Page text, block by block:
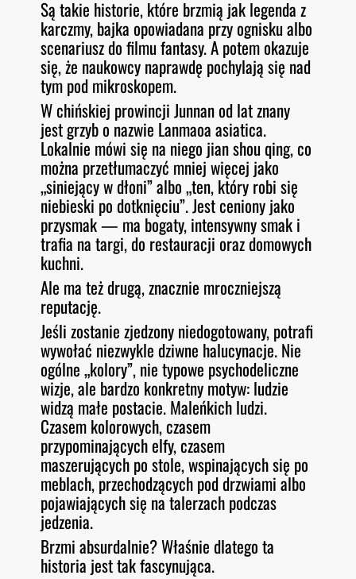
O
D
E
RSS FEED
LINK
EMBED
Są takie historie, które brzmią jak legenda z
karczmy, bajka opowiadana przy ognisku albo
scenariusz do filmu fantasy. A potem okazuje
się, że naukowcy naprawdę pochylają się nad
tym pod mikroskopem.
W chińskiej prowincji Junnan od lat znany
jest grzyb o nazwie Lanmaoa asiatica.
Lokalnie mówi się na niego jian shou qing, co
można przetłumaczyć mniej więcej jako
„siniejący w dłoni” albo „ten, który robi się
niebieski po dotknięciu”. Jest ceniony jako
przysmak — ma bogaty, intensywny smak i
trafia na targi, do restauracji oraz domowych
kuchni.
Ale ma też drugą, znacznie mroczniejszą
reputację.
Jeśli zostanie zjedzony niedogotowany, potrafi
wywołać niezwykle dziwne halucynacje. Nie
ogólne „kolory”, nie typowe psychodeliczne
wizje, ale bardzo konkretny motyw: ludzie
widzą małe postacie. Maleńkich ludzi.
Czasem kolorowych, czasem
przypominających elfy, czasem
maszerujących po stole, wspinających się po
meblach, przechodzących pod drzwiami albo
pojawiających się na talerzach podczas
jedzenia.
Brzmi absurdalnie? Właśnie dlatego ta
historia jest tak fascynująca.